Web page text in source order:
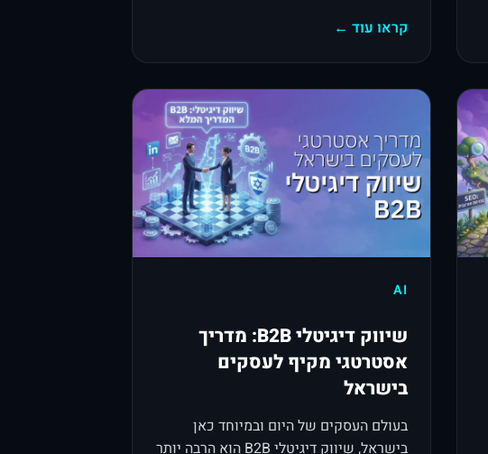
קראו עוד ←
AI
שיווק דיגיטלי B2B: מדריך
אסטרטגי מקיף לעסקים
בישראל
בעולם העסקים של היום ובמיוחד כאן
בישראל, שיווק דיגיטלי B2B הוא הרבה יותר